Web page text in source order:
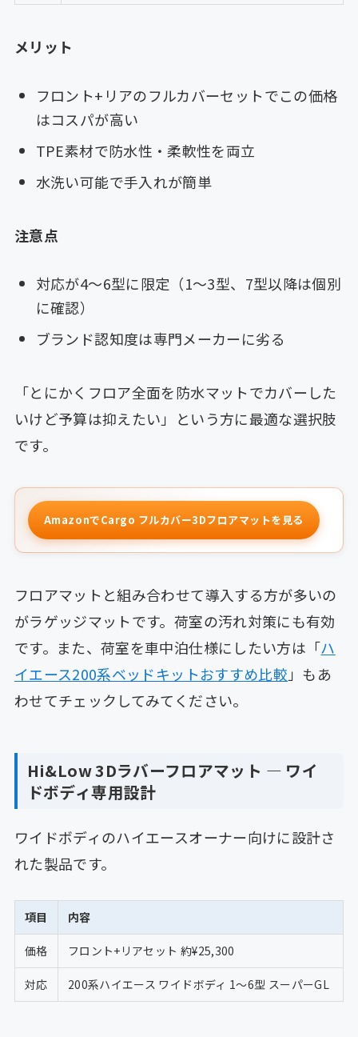
メリット
フロント+リアのフルカバーセットでこの価格
はコスパが高い
TPE素材で防水性・柔軟性を両立
水洗い可能で手入れが簡単
注意点
対応が4〜6型に限定（1〜3型、7型以降は個別
に確認）
ブランド認知度は専門メーカーに劣る
「とにかくフロア全面を防水マットでカバーした
いけど予算は抑えたい」という方に最適な選択肢
です。
AmazonでCargo フルカバー3Dフロアマットを見る
フロアマットと組み合わせて導入する方が多いの
がラゲッジマットです。荷室の汚れ対策にも有効
です。また、荷室を車中泊仕様にしたい方は「ハ
イエース200系ベッドキットおすすめ比較 」もあ
わせてチェックしてみてください。
Hi&Low 3Dラバーフロアマット ― ワイ
ドボディ専用設計
ワイドボディのハイエースオーナー向けに設計さ
れた製品です。
項目 内容
価格 フロント+リアセット 約¥25,300
対応 200系ハイエース ワイドボディ 1〜6型 スーパーGL